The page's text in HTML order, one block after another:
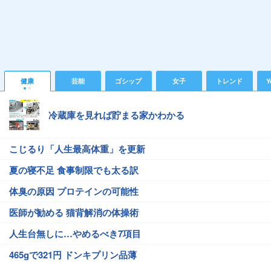
健康 芸能 ゴシップ 女子 トレンド
冷蔵庫を見れば貯まる家かわかる
こじるり「人生最高体重」を更新
夏の寝不足 食事制限でも太る訳
体臭の原因 プロテインの可能性
医師が勧める 猫背解消の体操術
人生台無しに…やめるべき7項目
465gで321円 ドンキプリン品薄